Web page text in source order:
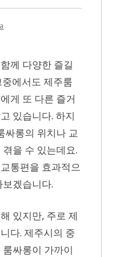
께 다양한 즐길
에서도 제주룸
게 또 다른 즐거
있습니다. 하지
싸롱의 위치나 교
을 수 있는데요.
통편을 효과적으
겠습니다.
있지만, 주로 제
다. 제주시의 중
싸롱이 가까이